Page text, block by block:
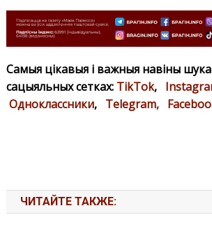
Самыя цікавыя і важныя навіны
сацыяльных сетках: TikTok,
Одноклассники, Telegram,
ЧИТАЙТЕ ТАКЖЕ: